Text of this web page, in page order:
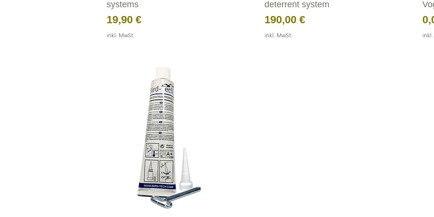
systems
Preis
19,90 €
inkl. MwSt.
deterrent system
Preis
190,00 €
inkl. MwSt. inkl.